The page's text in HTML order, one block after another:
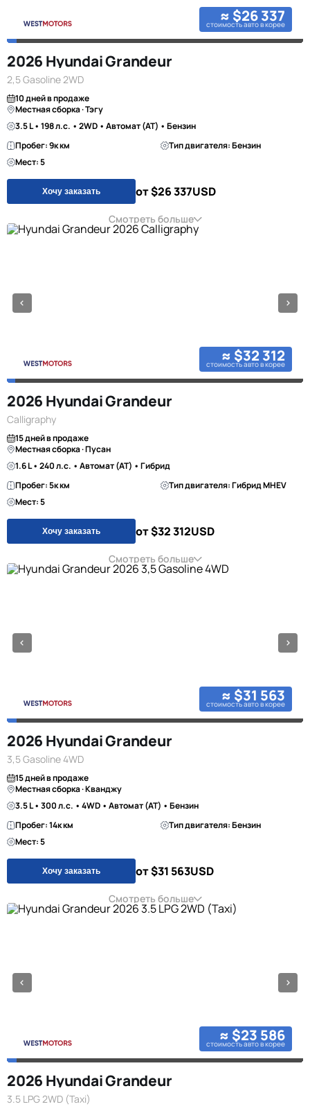
≈ $26 337
стоимость авто в корее
2026 Hyundai Grandeur
2,5 Gasoline 2WD
10 дней в продаже
Местная сборка · Тэгу
3.5 L • 198 л.с. • 2WD • Автомат (AT) • Бензин
Пробег: 9к км
Тип двигателя: Бензин
Мест: 5
Хочу заказать от $26 337USD
Смотреть больше
≈ $32 312
стоимость авто в корее
2026 Hyundai Grandeur
Calligraphy
15 дней в продаже
Местная сборка · Пусан
1.6 L • 240 л.с. • Автомат (AT) • Гибрид
Пробег: 5к км
Тип двигателя: Гибрид MHEV
Мест: 5
Хочу заказать от $32 312USD
Смотреть больше
≈ $31 563
стоимость авто в корее
2026 Hyundai Grandeur
3,5 Gasoline 4WD
15 дней в продаже
Местная сборка · Кванджу
3.5 L • 300 л.с. • 4WD • Автомат (AT) • Бензин
Пробег: 14к км
Тип двигателя: Бензин
Мест: 5
Хочу заказать от $31 563USD
Смотреть больше
≈ $23 586
стоимость авто в корее
2026 Hyundai Grandeur
3.5 LPG 2WD (Taxi)